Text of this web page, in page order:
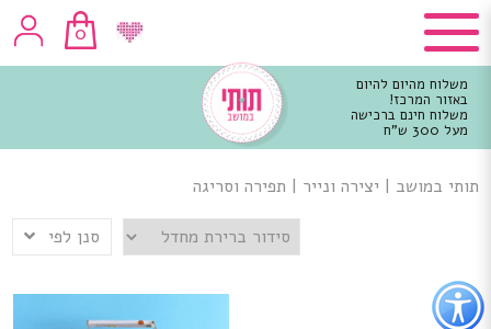
כפתור
לפתיחת
תפריט
0
משלוח מהיום להיום
באזור המרכז!
משלוח חינם ברכישה
מעל 300 ש"ח
מרכזי
תותי במושב | יצירה ונייר | תפירה וסריגה
סנן לפי